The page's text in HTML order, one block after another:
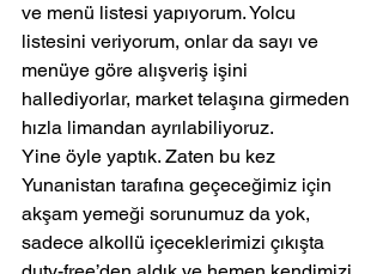
ve menü listesi yapıyorum. Yolcu
listesini veriyorum, onlar da sayı ve
menüye göre alışveriş işini
hallediyorlar, market telaşına girmeden
hızla limandan ayrılabiliyoruz.
Yine öyle yaptık. Zaten bu kez
Yunanistan tarafına geçeceğimiz için
akşam yemeği sorunumuz da yok,
sadece alkollü içeceklerimizi çıkışta